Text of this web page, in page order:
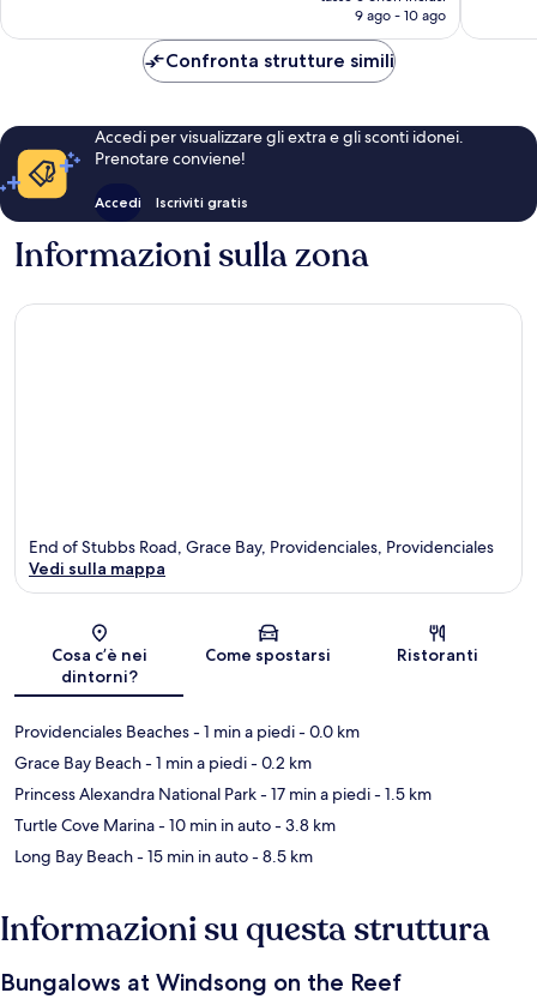
attuale
595 €
9 ago - 10 ago
Confronta strutture simili
Accedi per visualizzare gli extra e gli sconti idonei.
Prenotare conviene!
Accedi Iscriviti gratis
Informazioni sulla zona
Mappa
End of Stubbs Road, Grace Bay, Providenciales, Providenciales
Vedi sulla mappa
Cosa c’è nei
dintorni?
Come spostarsi Ristoranti
Providenciales Beaches- 1 min a piedi- 0.0 km
Grace Bay Beach- 1 min a piedi- 0.2 km
Princess Alexandra National Park- 17 min a piedi- 1.5 km
Turtle Cove Marina- 10 min in auto- 3.8 km
Long Bay Beach- 15 min in auto- 8.5 km
Informazioni su questa struttura
Bungalows at Windsong on the Reef